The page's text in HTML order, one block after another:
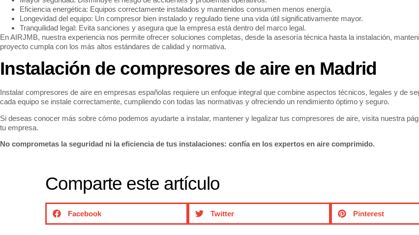
Eficiencia energética: Equipos correctamente instalados y mantenidos consumen menos energía.
Longevidad del equipo: Un compresor bien instalado y regulado tiene una vida útil significativamente mayor.
Tranquilidad legal: Evita sanciones y asegura que la empresa está dentro del marco legal.
En AIRJMB, nuestra experiencia nos permite ofrecer soluciones completas, desde la asesoría técnica hasta la instalación,
proyecto cumpla con los más altos estándares de calidad y normativa.
Instalación de compresores de aire en Madrid
Instalar compresores de aire en empresas españolas requiere un enfoque integral que combine aspectos técnicos, legales y de
cada equipo se instale correctamente, cumpliendo con todas las normativas y ofreciendo un rendimiento óptimo y seguro.
Si deseas conocer más sobre cómo podemos ayudarte a instalar, mantener y legalizar tus compresores de aire, visita nuestra
tu empresa.
No comprometas la seguridad ni la eficiencia de tus instalaciones: confía en los expertos en aire comprimido.
Comparte este artículo
Facebook Twitter Pinterest